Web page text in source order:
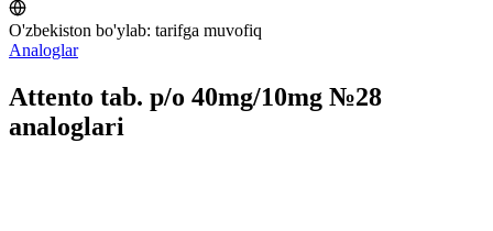
O'zbekiston bo'ylab: tarifga muvofiq
Analoglar
Attento tab. p/o 40mg/10mg №28
analoglari